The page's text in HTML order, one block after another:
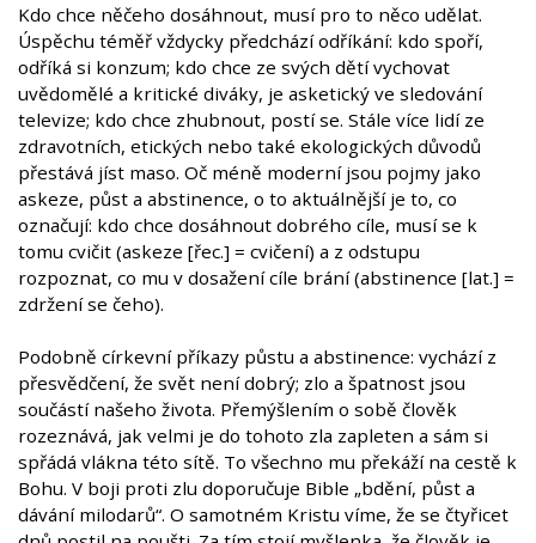
Kdo chce něčeho dosáhnout, musí pro to něco udělat.
Úspěchu téměř vždycky předchází odříkání: kdo spoří,
odříká si konzum; kdo chce ze svých dětí vychovat
uvědomělé a kritické diváky, je asketický ve sledování
televize; kdo chce zhubnout, postí se. Stále více lidí ze
zdravotních, etických nebo také ekologických důvodů
přestává jíst maso. Oč méně moderní jsou pojmy jako
askeze, půst a abstinence, o to aktuálnější je to, co
označují: kdo chce dosáhnout dobrého cíle, musí se k
tomu cvičit (askeze [řec.] = cvičení) a z odstupu
rozpoznat, co mu v dosažení cíle brání (abstinence [lat.] =
zdržení se čeho).
Podobně církevní příkazy půstu a abstinence: vychází z
přesvědčení, že svět není dobrý; zlo a špatnost jsou
součástí našeho života. Přemýšlením o sobě člověk
rozeznává, jak velmi je do tohoto zla zapleten a sám si
spřádá vlákna této sítě. To všechno mu překáží na cestě k
Bohu. V boji proti zlu doporučuje Bible „bdění, půst a
dávání milodarů“. O samotném Kristu víme, že se čtyřicet